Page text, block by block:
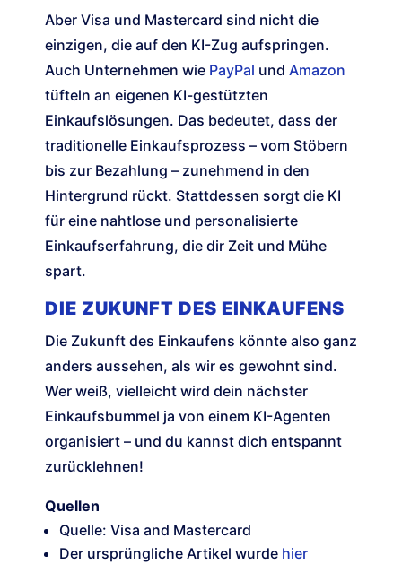
Aber Visa und Mastercard sind nicht die
einzigen, die auf den KI-Zug aufspringen.
Auch Unternehmen wie PayPal und Amazon
tüfteln an eigenen KI-gestützten
Einkaufslösungen. Das bedeutet, dass der
traditionelle Einkaufsprozess – vom Stöbern
bis zur Bezahlung – zunehmend in den
Hintergrund rückt. Stattdessen sorgt die KI
für eine nahtlose und personalisierte
Einkaufserfahrung, die dir Zeit und Mühe
spart.
DIE ZUKUNFT DES EINKAUFENS
Die Zukunft des Einkaufens könnte also ganz
anders aussehen, als wir es gewohnt sind.
Wer weiß, vielleicht wird dein nächster
Einkaufsbummel ja von einem KI-Agenten
organisiert – und du kannst dich entspannt
zurücklehnen!
Quellen
Quelle: Visa and Mastercard
Der ursprüngliche Artikel wurde hier